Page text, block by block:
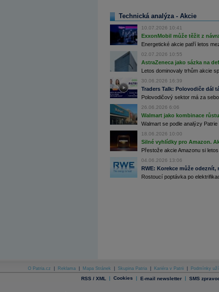
Databanka - Ceny
Technická analýza - Akcie
10.07.2026 10:41
ExxonMobil může těžit z
Energetické akcie patří letos
02.07.2026 10:55
AstraZeneca jako sázka na
Letos dominovaly trhům akcie
30.06.2026 16:39
Traders Talk: Polovodiče dál
Polovodičový sektor má za
26.06.2026 6:06
Walmart jako kombinace
Walmart se podle analýzy
18.06.2026 10:00
Silné vyhlídky pro Amazon.
Přestože akcie Amazonu si
04.06.2026 13:06
RWE: Korekce může
Rostoucí poptávka po
O Patria.cz Reklama Mapa Stránek Skupina Patria Kariéra v Patrii Podmínky
RSS / XML | Cookies | E-mail newsletter | SMS